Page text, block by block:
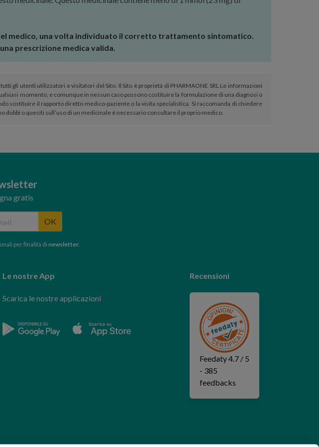
medico, una volta individuato il corretto trattamento sintomatico.
prescrizione medica valida.
gli utenti utilizzatori e visitatori del Sito. Il Sito è proprietà di PHARMAONE SRL Le informazioni
momento, e comunque in nessun caso possono costituire la formulazione di una diagnosi o
sostituire il rapporto diretto medico-paziente o la visita specialistica. Si raccomanda di chiedere
o quesiti sull’uso di un medicinale è necessario consultare il proprio medico.
gratis
OK
per finalità di newsletter.
Le nostre App
Scarica le nostre applicazioni
Recensioni
Feedaty4.7/ 5
- 385
feedbacks